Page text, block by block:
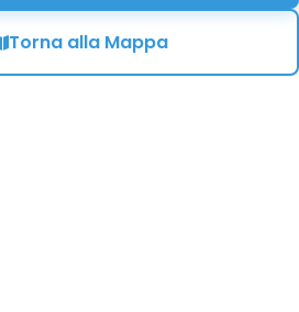
Torna alla Mappa